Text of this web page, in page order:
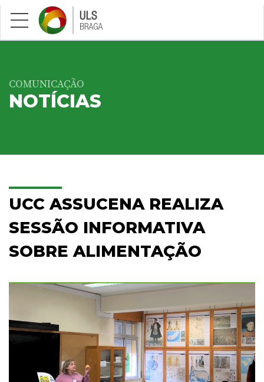
Saltar para conteúdo principal
COMUNICAÇÃO
NOTÍCIAS
UCC ASSUCENA REALIZA
SESSÃO INFORMATIVA
SOBRE ALIMENTAÇÃO